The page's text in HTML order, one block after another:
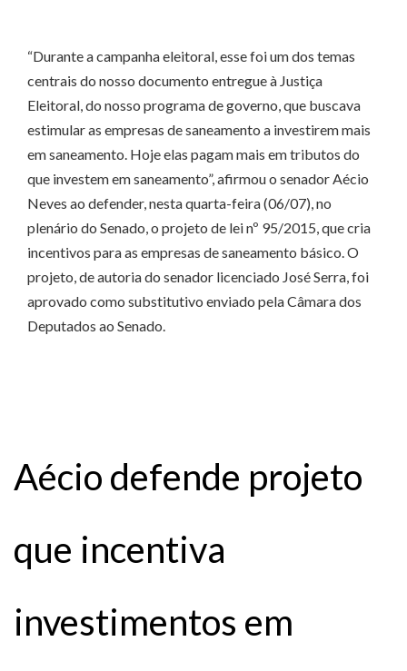
“Durante a campanha eleitoral, esse foi um dos temas
centrais do nosso documento entregue à Justiça
Eleitoral, do nosso programa de governo, que buscava
estimular as empresas de saneamento a investirem mais
em saneamento. Hoje elas pagam mais em tributos do
que investem em saneamento”, afirmou o senador Aécio
Neves ao defender, nesta quarta-feira (06/07), no
plenário do Senado, o projeto de lei nº 95/2015, que cria
incentivos para as empresas de saneamento básico. O
projeto, de autoria do senador licenciado José Serra, foi
aprovado como substitutivo enviado pela Câmara dos
Deputados ao Senado.
Aécio defende projeto
que incentiva
investimentos em